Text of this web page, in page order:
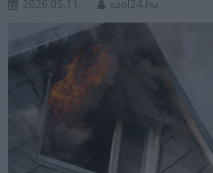
2026.05.11. szol24.hu